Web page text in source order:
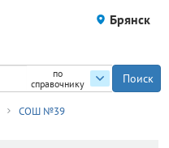
Брянск
по
справочнику
СОШ №39